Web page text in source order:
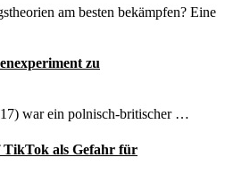
am besten bekämpfen? Eine
zu
war ein polnisch-britischer …
TikTok als Gefahr für